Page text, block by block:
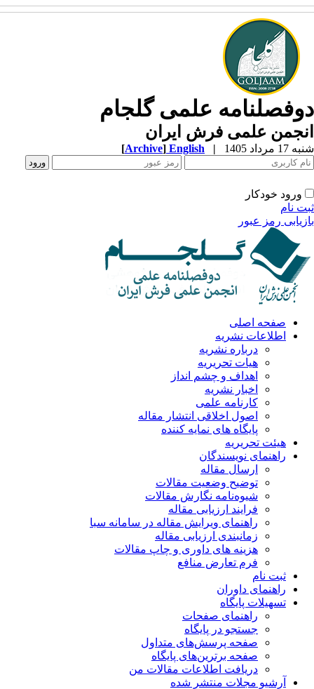
علمی گلجام
علمی فرش ایران
مرداد 1405 |
English
[Archive]
ورود خودکار
نام
رمز عبور
صفحه اصلی
اطلاعات نشریه
درباره نشریه
هیات تحریریه
اهداف و چشم انداز
اخبار نشریه
کارنامه علمی
اصول اخلاقی انتشار مقاله
پایگاه های نمایه کننده
هیئت تحریریه
راهنمای نویسندگان
ارسال مقاله
توضیح وضعیت مقالات
شیوه‌نامه نگارش مقالات
فرایند ارزیابی مقاله
راهنمای ویرایش مقاله در سامانه سبا
زمانبندی ارزیابی مقاله
هزینه های داوری و چاپ مقالات
فرم تعارض منافع
ثبت نام
راهنمای داوران
تسهیلات پایگاه
راهنمای صفحات
جستجو در پایگاه
صفحه پرسش‌های متداول
صفحه برترین‌های پایگاه
دریافت اطلاعات مقالات من
آرشیو مجلات منتشر شده